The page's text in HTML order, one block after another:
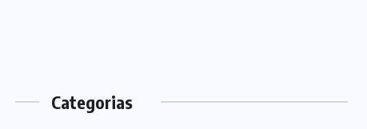
Categorias